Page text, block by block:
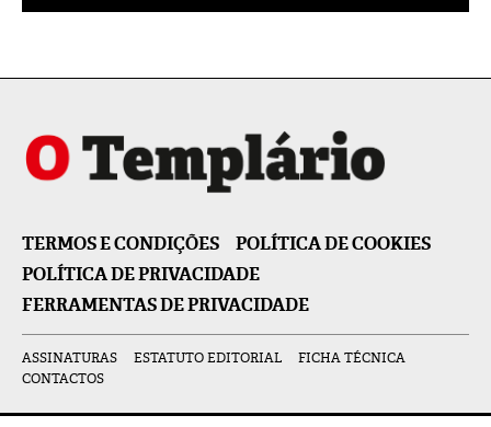
TERMOS E CONDIÇÕES
POLÍTICA DE COOKIES
POLÍTICA DE PRIVACIDADE
FERRAMENTAS DE PRIVACIDADE
ASSINATURAS ESTATUTO EDITORIAL
FICHA TÉCNICA
CONTACTOS